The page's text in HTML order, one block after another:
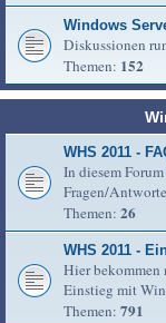
Windows
Diskussionen
Themen: 152
WHS 2011 -
In diesem
Fragen/
Themen: 26
WHS 2011 -
Hier bekommen
Einstieg mit
Themen: 791